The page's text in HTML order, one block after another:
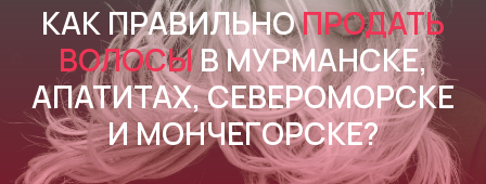
КАК ПРАВИЛЬНОПРОДАТЬ
ВОЛОСЫВ МУРМАНСКЕ,
АПАТИТАХ, СЕВЕРОМОРСКЕ
И МОНЧЕГОРСКЕ?